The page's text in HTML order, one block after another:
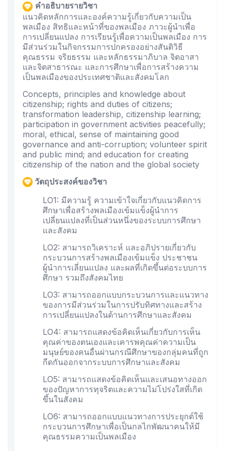
คำอธิบายรายวิชา
แนวคิดหลักการและองค์ความรู้เกี่ยวกับความเป็น
พลเมือง สิทธิและหน้าที่ของพลเมือง ภาวะผู้นำเพื่อ
การเปลี่ยนแปลง การเรียนรู้เพื่อความเป็นพลเมือง การ
มีส่วนร่วมในกิจกรรมการปกครองอย่างสันติวิธี
คุณธรรม จริยธรรม และหลักธรรมาภิบาล จิตอาสา
และจิตสาธารณะ และการศึกษาเพื่อการสร้างความ
เป็นพลเมืองของประเทศชาติและสังคมโลก
Concepts, principles and knowledge about
citizenship; rights and duties of citizens;
transformation leadership, citizenship learning;
participation in government activities peacefully;
moral, ethical, sense of maintaining good
governance and anti-corruption; volunteer spirit
and public mind; and education for creating
citizenship of the nation and the global society
วัตถุประสงค์ของวิชา
LO1: มีความรู้ ความเข้าใจเกี่ยวกับแนวคิดการ
ศึกษาเพื่อสร้างพลเมืองเข้มแข็งผู้นำการ
เปลี่ยนแปลงที่เป็นส่วนหนึ่งของระบบการศึกษา
และสังคม
LO2: สามารถวิเคราะห์ และอภิปรายเกี่ยวกับ
กระบวนการสร้างพลเมืองเข้มแข็ง ประชาชน
ผู้นำการเลี่ยนแปลง และผลที่เกิดขึ้นต่อระบบการ
ศึกษา รวมถึงสังคมไทย
LO3: สามารถออกแบบกระบวนการและแนวทาง
ของการมีส่วนร่วมในการปรับทิศทางและสร้าง
การเปลี่ยนแปลงในด้านการศึกษาและสังคม
LO4: สามารถแสดงข้อคิดเห็นเกี่ยวกับการเห็น
คุณค่าของตนเองและเคารพคุณค่าความเป็น
มนุษย์ของคนอื่นผ่านกรณีศึกษาของกลุ่มคนที่ถูก
กีดกันออกจากระบบการศึกษาและสังคม
LO5: สามารถแสดงข้อคิดเห็นและเสนอทางออก
ของปัญหาการทุจริตและความไม่โปร่งใสที่เกิด
ขึ้นในสังคม
LO6: สามารถออกแบบแนวทางการประยุกต์ใช้
กระบวนการศึกษาเพื่อเป็นกลไกพัฒนาคนให้มี
คุณธรรมความเป็นพลเมือง